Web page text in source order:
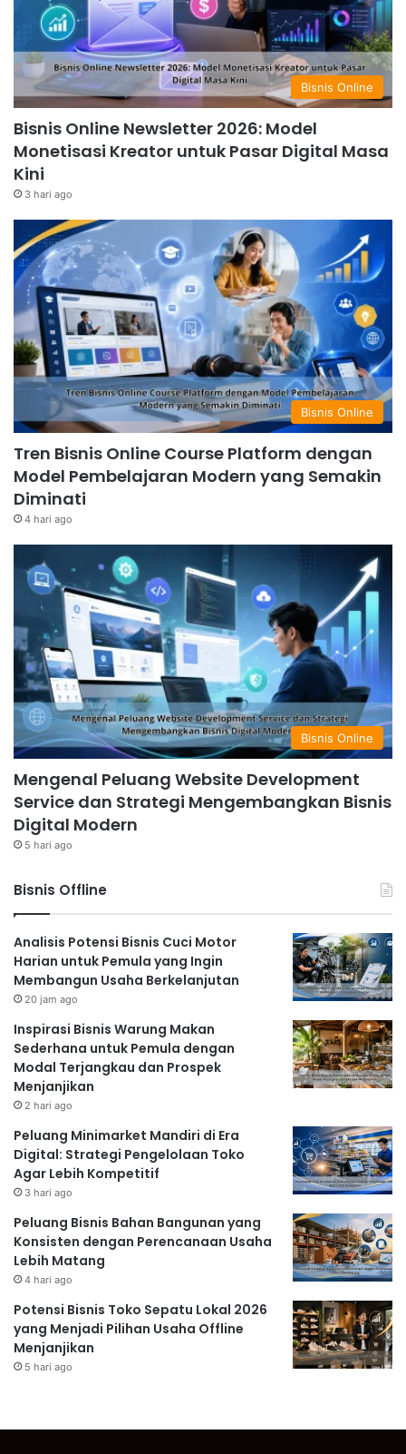
Bisnis Online
Bisnis Online Newsletter 2026: Model
Monetisasi Kreator untuk Pasar Digital Masa
Kini
3 hari ago
Bisnis Online
Tren Bisnis Online Course Platform dengan
Model Pembelajaran Modern yang Semakin
Diminati
4 hari ago
Bisnis Online
Mengenal Peluang Website Development
Service dan Strategi Mengembangkan Bisnis
Digital Modern
5 hari ago
Bisnis Offline
Analisis Potensi Bisnis Cuci Motor
Harian untuk Pemula yang Ingin
Membangun Usaha Berkelanjutan
20 jam ago
Inspirasi Bisnis Warung Makan
Sederhana untuk Pemula dengan
Modal Terjangkau dan Prospek
Menjanjikan
2 hari ago
Peluang Minimarket Mandiri di Era
Digital: Strategi Pengelolaan Toko
Agar Lebih Kompetitif
3 hari ago
Peluang Bisnis Bahan Bangunan yang
Konsisten dengan Perencanaan Usaha
Lebih Matang
4 hari ago
Potensi Bisnis Toko Sepatu Lokal 2026
yang Menjadi Pilihan Usaha Offline
Menjanjikan
5 hari ago